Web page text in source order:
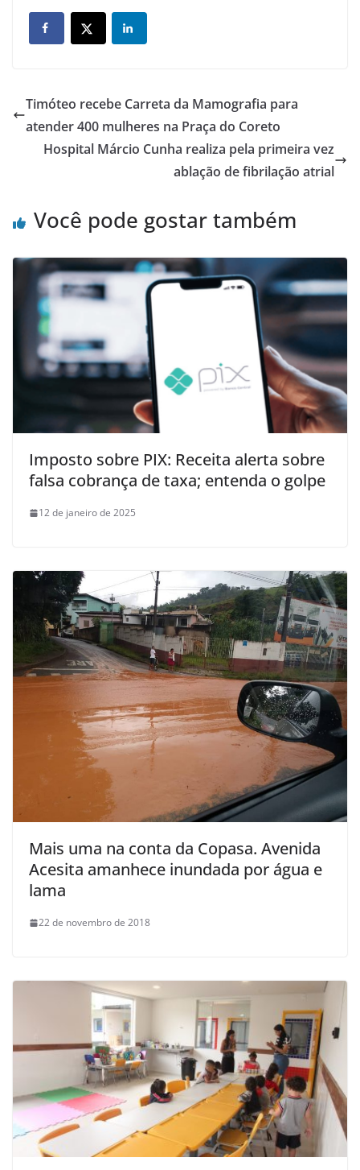
Timóteo recebe Carreta da Mamografia para
atender 400 mulheres na Praça do Coreto
Hospital Márcio Cunha realiza pela primeira vez
ablação de fibrilação atrial
Você pode gostar também
Imposto sobre PIX: Receita alerta sobre
falsa cobrança de taxa; entenda o golpe
12 de janeiro de 2025
Mais uma na conta da Copasa. Avenida
Acesita amanhece inundada por água e
lama
22 de novembro de 2018